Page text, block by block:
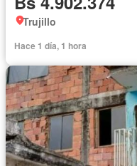
Trujillo
Hace 1 día, 1 hora